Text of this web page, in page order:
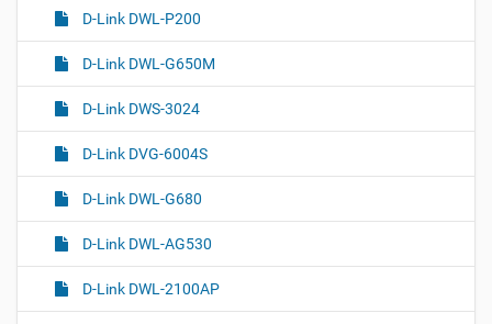
D-Link DWL-P200
D-Link DWL-G650M
D-Link DWS-3024
D-Link DVG-6004S
D-Link DWL-G680
D-Link DWL-AG530
D-Link DWL-2100AP